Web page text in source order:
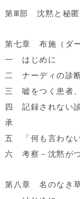
第Ⅲ部 沈黙と秘
第七章 布施（ダ
一 はじめに
二 ナーディの診
三 嘘をつく患者
四 記録されない
承
五 「何も言わな
六 考察－沈黙が
第八章 名のなき